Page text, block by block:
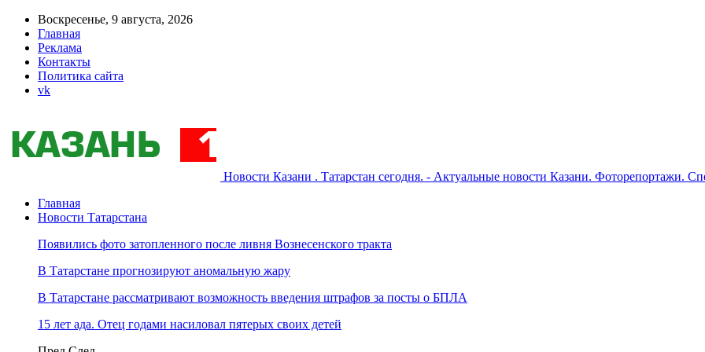
Воскресенье, 9 августа, 2026
Главная
Реклама
Контакты
Политика сайта
vk
Новости Казани . Татарстан сегодня. - Актуальные новости Казани. Фоторепортажи.
Главная
Новости Татарстана
Появились фото затопленного после ливня Вознесенского тракта
В Татарстане прогнозируют аномальную жару
В Татарстане рассматривают возможность введения штрафов за посты о БПЛА
15 лет ада. Отец годами насиловал пятерых своих детей